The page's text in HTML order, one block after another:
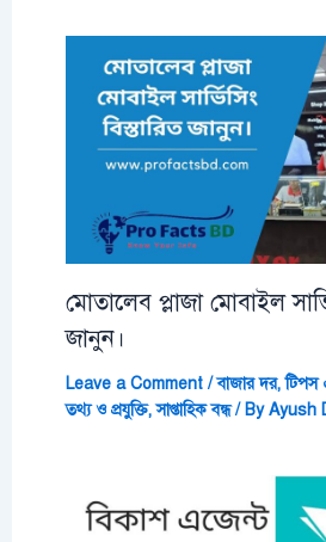
মোতালেব প্লাজা মোবাইল
জানুন।
Leave a Comment /বাজার দর,টিপস
তথ্য ও প্রযুক্তি,সাপ্তাহিক বন্ধ/ ByAyush